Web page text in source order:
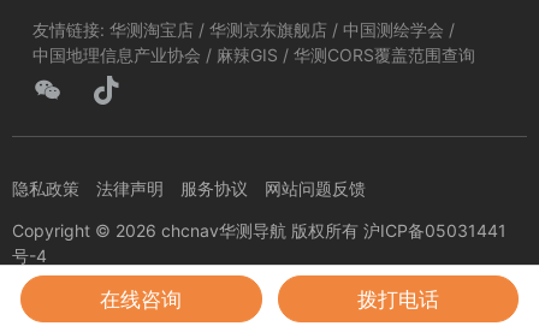
友情链接:华测淘宝店 /华测京东旗舰店 / 中国测绘学会 /
中国地理信息产业协会 / 麻辣GIS /华测CORS覆盖范围查询
隐私政策 法律声明 服务协议 网站问题反馈
Copyright © 2026 chcnav华测导航 版权所有 沪ICP备05031441
号-4
在线咨询 拨打电话